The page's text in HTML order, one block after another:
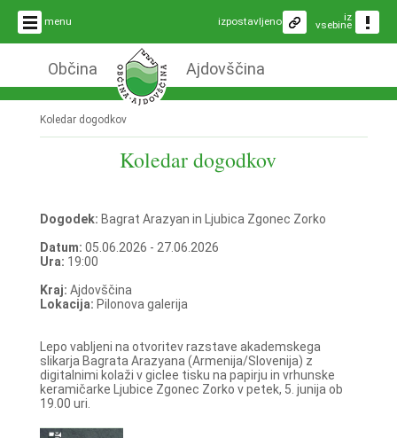
menu iz
vsebine
izpostavljeno
Občina Ajdovščina
Koledar dogodkov
Koledar dogodkov
Dogodek: Bagrat Arazyan in Ljubica Zgonec Zorko
Datum: 05.06.2026 - 27.06.2026
Ura: 19:00
Kraj: Ajdovščina
Lokacija: Pilonova galerija
Lepo vabljeni na otvoritev razstave akademskega
slikarja Bagrata Arazyana (Armenija/Slovenija) z
digitalnimi kolaži v giclee tisku na papirju in vrhunske
keramičarke Ljubice Zgonec Zorko v petek, 5. junija ob
19.00 uri.